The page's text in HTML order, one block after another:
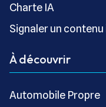
Charte IA
Signaler un
À découvrir
Automobile Propre